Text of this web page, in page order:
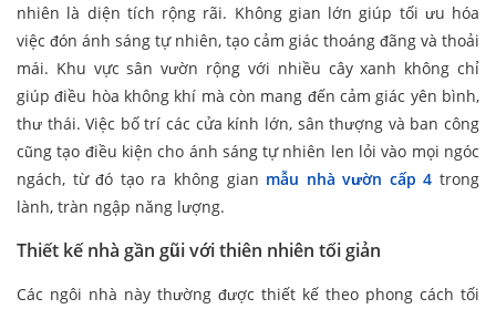
nhiên là diện tích rộng rãi. Không gian lớn giúp tối ưu hóa
việc đón ánh sáng tự nhiên, tạo cảm giác thoáng đãng và thoải
mái. Khu vực sân vườn rộng với nhiều cây xanh không chỉ
giúp điều hòa không khí mà còn mang đến cảm giác yên bình,
thư thái. Việc bố trí các cửa kính lớn, sân thượng và ban công
cũng tạo điều kiện cho ánh sáng tự nhiên len lỏi vào mọi ngóc
ngách, từ đó tạo ra không gian mẫu nhà vườn cấp 4 trong
lành, tràn ngập năng lượng.
Thiết kế nhà gần gũi với thiên nhiên tối giản
Các ngôi nhà này thường được thiết kế theo phong cách tối